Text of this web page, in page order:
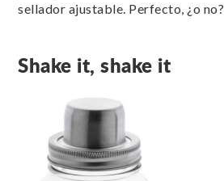
sellador ajustable. Perfecto, ¿o no?
Shake it, shake it